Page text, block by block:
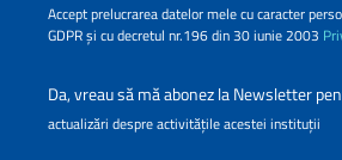
Accept prelucrarea datelor mele cu caracter
GDPR și cu decretul nr.196 din 30 iunie 2003
Da, vreau să mă abonez la Newsletter
actualizări despre activitățile acestei instituții